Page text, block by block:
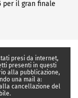
per il gran finale
presi da internet,
presenti in questi
alla pubblicazione,
una mail a:
cancellazione del